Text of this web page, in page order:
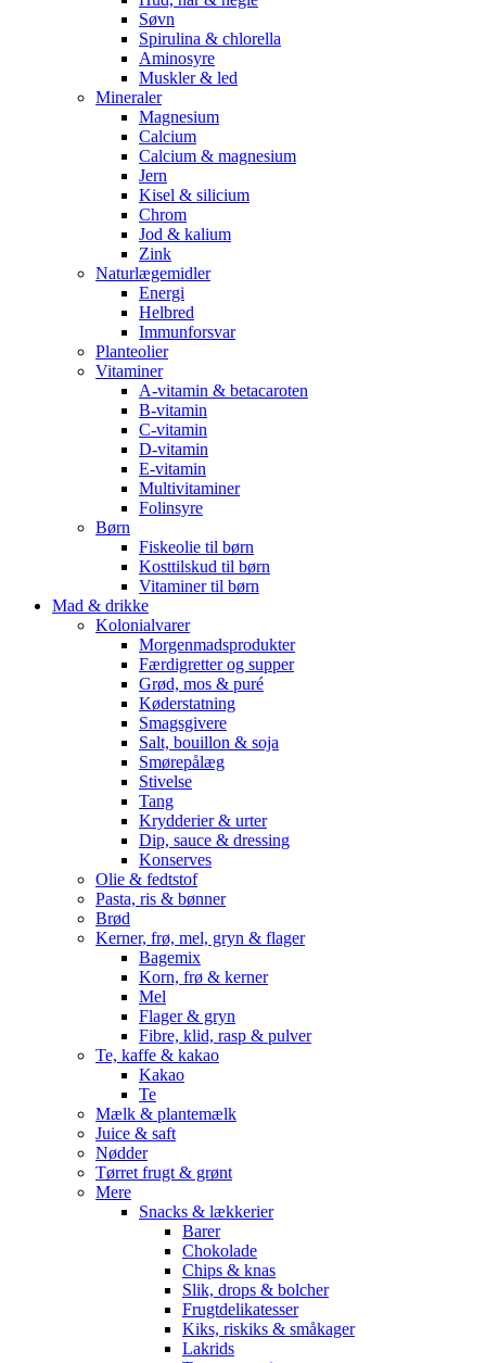
Søvn
Spirulina & chlorella
Aminosyre
Muskler & led
Mineraler
Magnesium
Calcium
Calcium & magnesium
Jern
Kisel & silicium
Chrom
Jod & kalium
Zink
Naturlægemidler
Energi
Helbred
Immunforsvar
Planteolier
Vitaminer
A-vitamin & betacaroten
B-vitamin
C-vitamin
D-vitamin
E-vitamin
Multivitaminer
Folinsyre
Børn
Fiskeolie til børn
Kosttilskud til børn
Vitaminer til børn
Mad & drikke
Kolonialvarer
Morgenmadsprodukter
Færdigretter og supper
Grød, mos & puré
Køderstatning
Smagsgivere
Salt, bouillon & soja
Smørepålæg
Stivelse
Tang
Krydderier & urter
Dip, sauce & dressing
Konserves
Olie & fedtstof
Pasta, ris & bønner
Brød
Kerner, frø, mel, gryn & flager
Bagemix
Korn, frø & kerner
Mel
Flager & gryn
Fibre, klid, rasp & pulver
Te, kaffe & kakao
Kakao
Te
Mælk & plantemælk
Juice & saft
Nødder
Tørret frugt & grønt
Mere
Snacks & lækkerier
Barer
Chokolade
Chips & knas
Slik, drops & bolcher
Frugtdelikatesser
Kiks, riskiks & småkager
Lakrids